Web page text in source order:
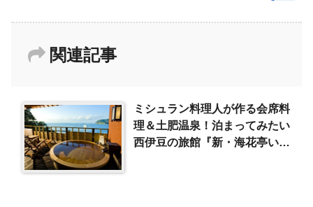
関連記事
ミシュラン料理人が作る会席料
理＆土肥温泉！泊まってみたい
西伊豆の旅館『新・海花亭いず